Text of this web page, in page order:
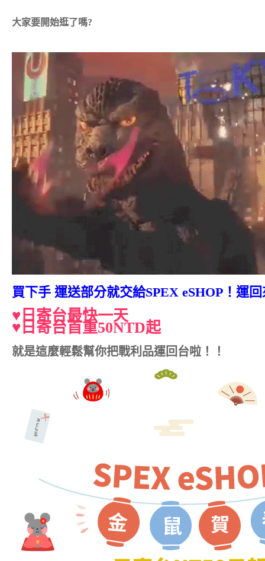
大家要開始逛了嗎?
買下手 運送部分就交給SPEX eSHOP！運回
♥日寄台最快一天
♥日寄台首重50NTD起
就是這麼輕鬆幫你把戰利品運回台啦！！